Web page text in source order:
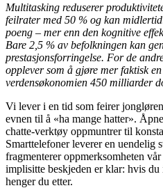
Multitasking reduserer
feilrater med 50 % og kan
poeng – mer enn den kognitive
Bare 2,5 % av befolkningen kan
prestasjonsforringelse. For de
opplever som å gjøre mer faktisk
verdensøkonomien 450 milliarder
Vi lever i en tid som feirer
evnen til å «ha mange hatter».
chatte-verktøy oppmuntrer til
Smarttelefoner leverer en uendelig
fragmenterer oppmerksomheten
implisitte beskjeden er klar: hvis
henger du etter.